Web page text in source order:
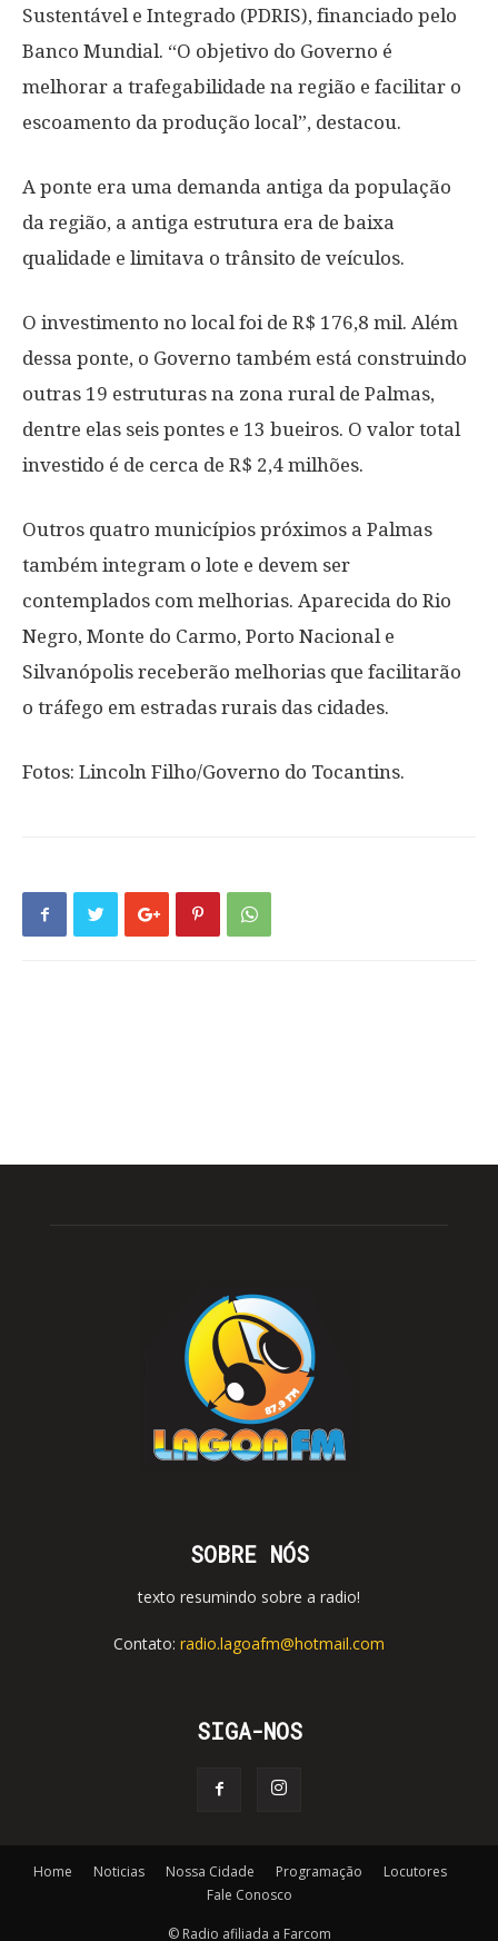
Sustentável e Integrado (PDRIS), financiado pelo
Banco Mundial. “O objetivo do Governo é
melhorar a trafegabilidade na região e facilitar o
escoamento da produção local”, destacou.
A ponte era uma demanda antiga da população
da região, a antiga estrutura era de baixa
qualidade e limitava o trânsito de veículos.
O investimento no local foi de R$ 176,8 mil. Além
dessa ponte, o Governo também está construindo
outras 19 estruturas na zona rural de Palmas,
dentre elas seis pontes e 13 bueiros. O valor total
investido é de cerca de R$ 2,4 milhões.
Outros quatro municípios próximos a Palmas
também integram o lote e devem ser
contemplados com melhorias. Aparecida do Rio
Negro, Monte do Carmo, Porto Nacional e
Silvanópolis receberão melhorias que facilitarão
o tráfego em estradas rurais das cidades.
Fotos: Lincoln Filho/Governo do Tocantins.
SOBRE NÓS
texto resumindo sobre a radio!
Contato: radio.lagoafm@hotmail.com
SIGA-NOS
Home Noticias Nossa Cidade Programação
Locutores
Fale Conosco
© Radio afiliada a Farcom